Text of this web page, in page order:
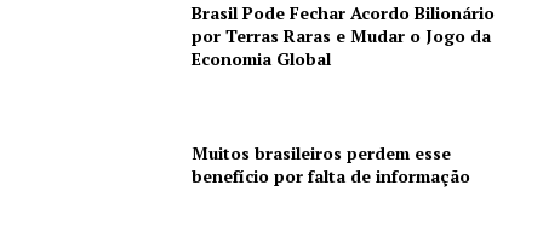
Brasil Pode Fechar Acordo Bilionário
por Terras Raras e Mudar o Jogo da
Economia Global
Muitos brasileiros perdem esse
benefício por falta de informação